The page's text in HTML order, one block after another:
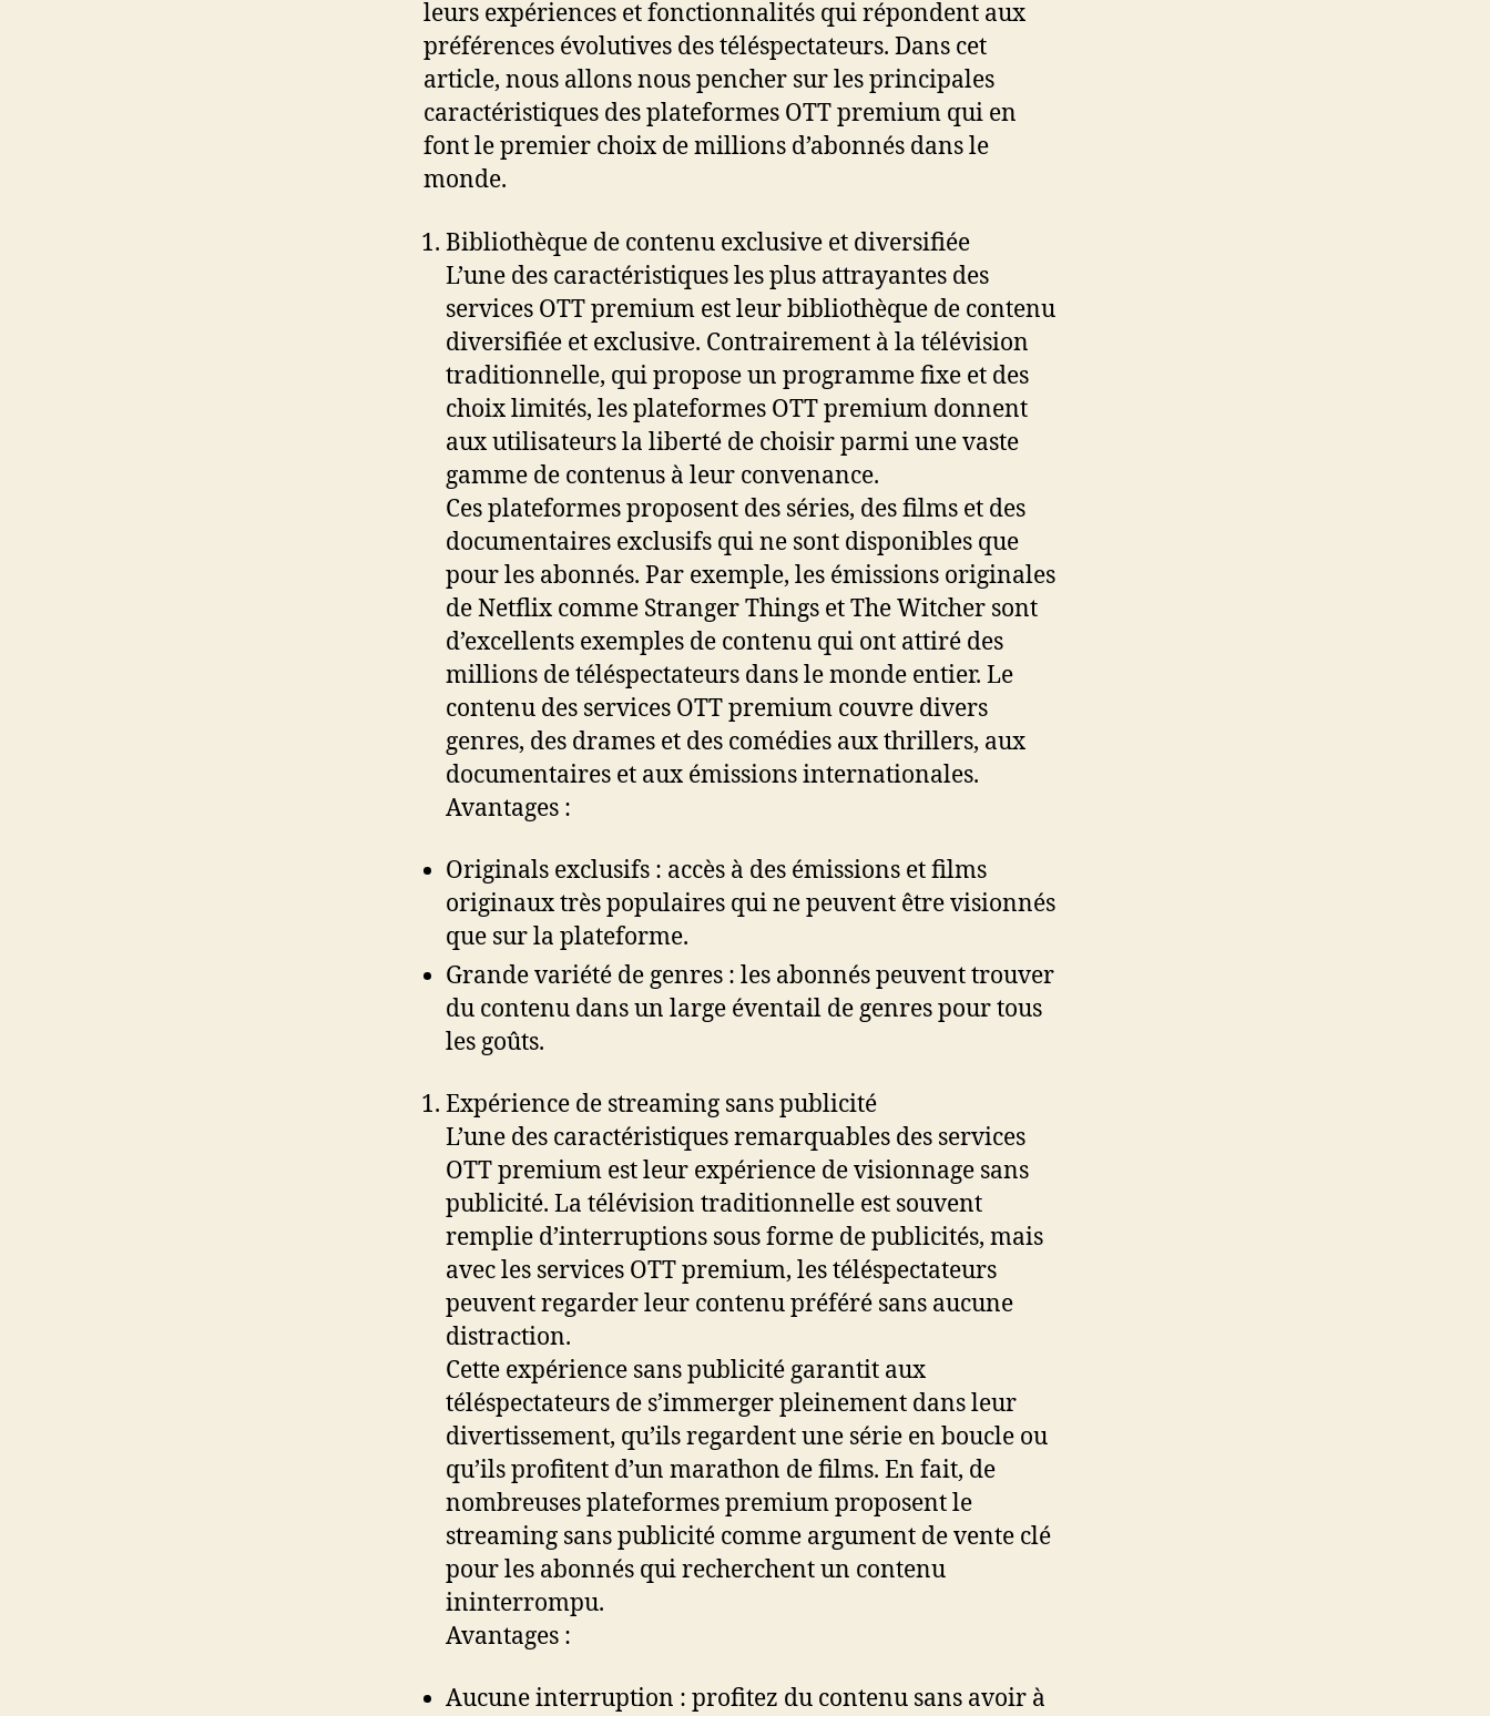
leurs expériences et fonctionnalités qui répondent aux
préférences évolutives des téléspectateurs. Dans cet
article, nous allons nous pencher sur les principales
caractéristiques des plateformes OTT premium qui en
font le premier choix de millions d’abonnés dans le
monde.
Bibliothèque de contenu exclusive et diversifiée
L’une des caractéristiques les plus attrayantes des
services OTT premium est leur bibliothèque de contenu
diversifiée et exclusive. Contrairement à la télévision
traditionnelle, qui propose un programme fixe et des
choix limités, les plateformes OTT premium donnent
aux utilisateurs la liberté de choisir parmi une vaste
gamme de contenus à leur convenance.
Ces plateformes proposent des séries, des films et des
documentaires exclusifs qui ne sont disponibles que
pour les abonnés. Par exemple, les émissions originales
de Netflix comme Stranger Things et The Witcher sont
d’excellents exemples de contenu qui ont attiré des
millions de téléspectateurs dans le monde entier. Le
contenu des services OTT premium couvre divers
genres, des drames et des comédies aux thrillers, aux
documentaires et aux émissions internationales.
Avantages :
Originals exclusifs : accès à des émissions et films
originaux très populaires qui ne peuvent être visionnés
que sur la plateforme.
Grande variété de genres : les abonnés peuvent trouver
du contenu dans un large éventail de genres pour tous
les goûts.
Expérience de streaming sans publicité
L’une des caractéristiques remarquables des services
OTT premium est leur expérience de visionnage sans
publicité. La télévision traditionnelle est souvent
remplie d’interruptions sous forme de publicités, mais
avec les services OTT premium, les téléspectateurs
peuvent regarder leur contenu préféré sans aucune
distraction.
Cette expérience sans publicité garantit aux
téléspectateurs de s’immerger pleinement dans leur
divertissement, qu’ils regardent une série en boucle ou
qu’ils profitent d’un marathon de films. En fait, de
nombreuses plateformes premium proposent le
streaming sans publicité comme argument de vente clé
pour les abonnés qui recherchent un contenu
ininterrompu.
Avantages :
Aucune interruption : profitez du contenu sans avoir à